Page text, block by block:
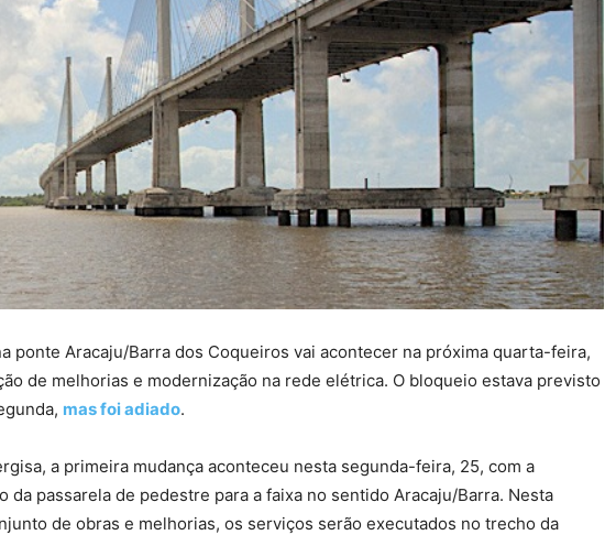
ponte Aracaju/Barra dos Coqueiros vai acontecer na próxima quarta-feira,
de melhorias e modernização na rede elétrica. O bloqueio estava previsto
mas foi adiado.
a primeira mudança aconteceu nesta segunda-feira, 25, com a
da passarela de pedestre para a faixa no sentido Aracaju/Barra. Nesta
de obras e melhorias, os serviços serão executados no trecho da